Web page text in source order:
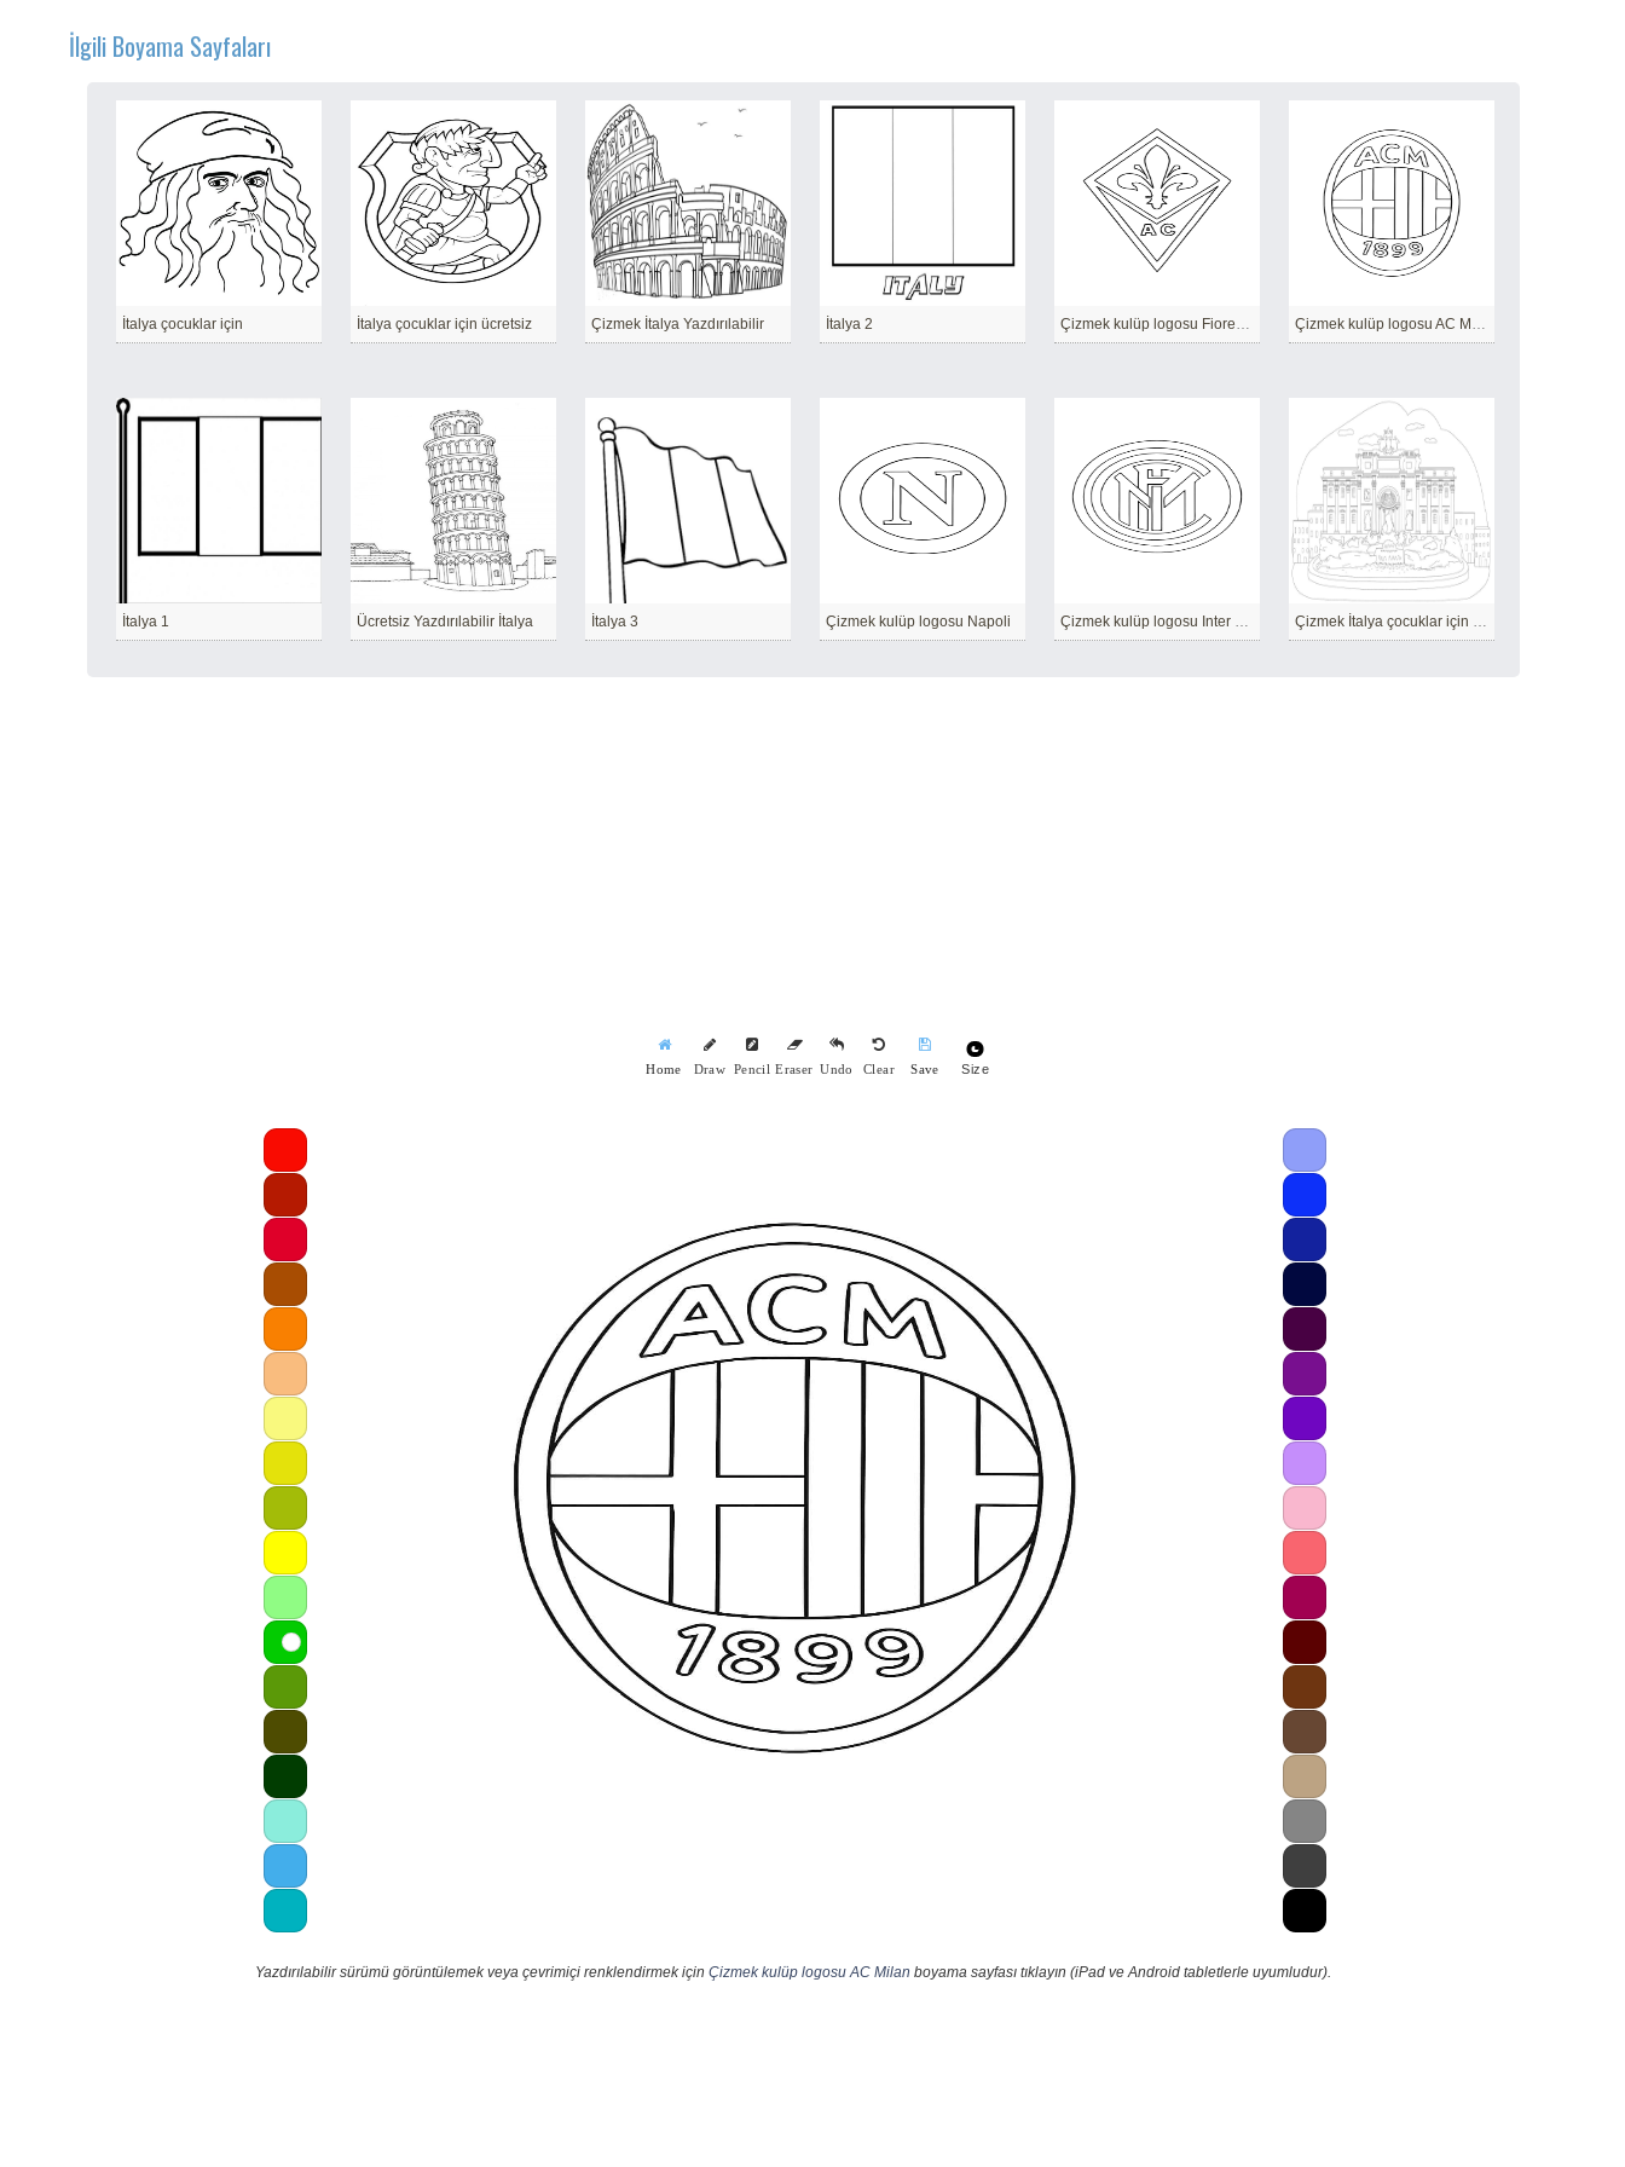
İlgili Boyama Sayfaları
İtalya çocuklar için İtalya çocuklar için ücretsiz Çizmek İtalya Yazdırılabilir İtalya 2 Çizmek kulüp logosu Fiorentina Çizmek kulüp logosu AC Milan
İtalya 1 Ücretsiz Yazdırılabilir İtalya İtalya 3 Çizmek kulüp logosu Napoli Çizmek kulüp logosu Inter Milan Çizmek İtalya çocuklar için ücretsiz
Home Draw Pencil Eraser Undo Clear Save Size
Yazdırılabilir sürümü görüntülemek veya çevrimiçi renklendirmek için Çizmek kulüp logosu AC Milan boyama sayfası tıklayın (iPad ve Android tabletlerle uyumludur).